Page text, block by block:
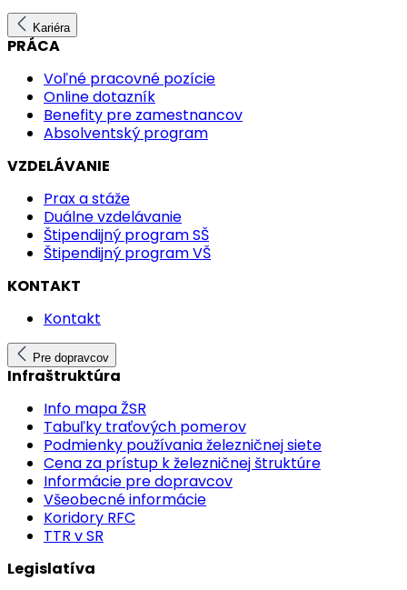
Kariéra
PRÁCA
Voľné pracovné pozície
Online dotazník
Benefity pre zamestnancov
Absolventský program
VZDELÁVANIE
Prax a stáže
Duálne vzdelávanie
Štipendijný program SŠ
Štipendijný program VŠ
KONTAKT
Kontakt
Pre dopravcov
Infraštruktúra
Info mapa ŽSR
Tabuľky traťových pomerov
Podmienky používania železničnej siete
Cena za prístup k železničnej štruktúre
Informácie pre dopravcov
Všeobecné informácie
Koridory RFC
TTR v SR
Legislatíva